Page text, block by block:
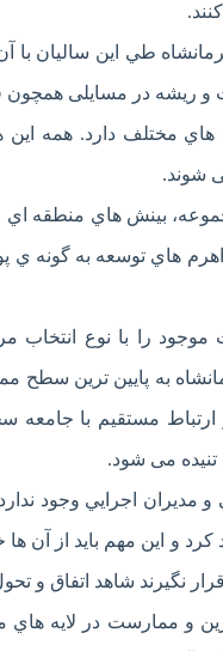
طي اين ساليان با
ريشه در مسایلی همچون
هاي مختلف دارد. همه
شوند.
بینش هاي منطقه
هاي توسعه به گونه ي
را با نوع انتخاب
به پایین ترین سطح
ارتباط مستقيم با
می شود.
و مديران اجرايي وجود
و اين مهم بايد از آن ها
نگيرند شاهد اتفاق و
و ممارست در لايه